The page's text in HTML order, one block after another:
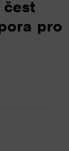
pro